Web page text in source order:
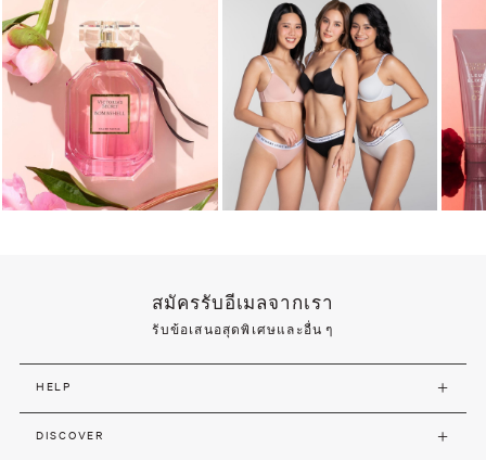
สมัครรับอีเมลจากเรา
รับข้อเสนอสุดพิเศษและอื่น ๆ
HELP
DISCOVER